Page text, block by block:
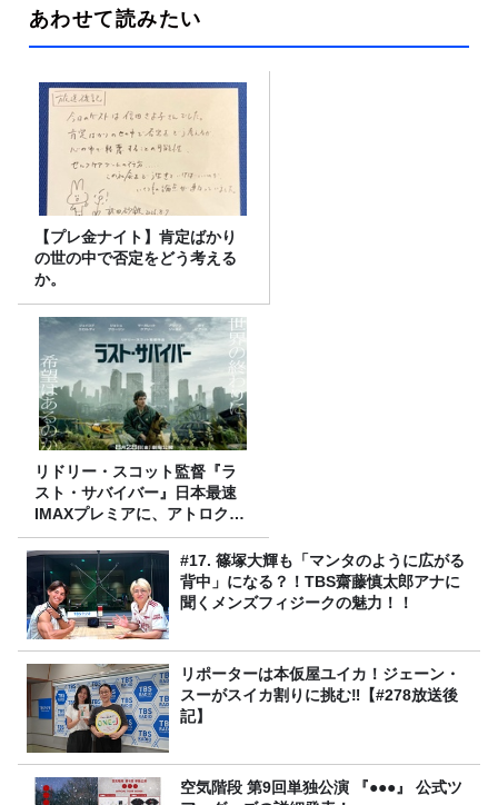
あわせて読みたい
【プレ金ナイト】肯定ばかり
の世の中で否定をどう考える
か。
リドリー・スコット監督『ラ
スト・サバイバー』日本最速
IMAXプレミアに、アトロクリ
スナー60名をご招待！
#17. 篠塚大輝も「マンタのように広がる
背中」になる？！TBS齋藤慎太郎アナに
聞くメンズフィジークの魅力！！
リポーターは本仮屋ユイカ！ジェーン・
スーがスイカ割りに挑む‼【#278放送後
記】
空気階段 第9回単独公演 『●●●』 公式ツ